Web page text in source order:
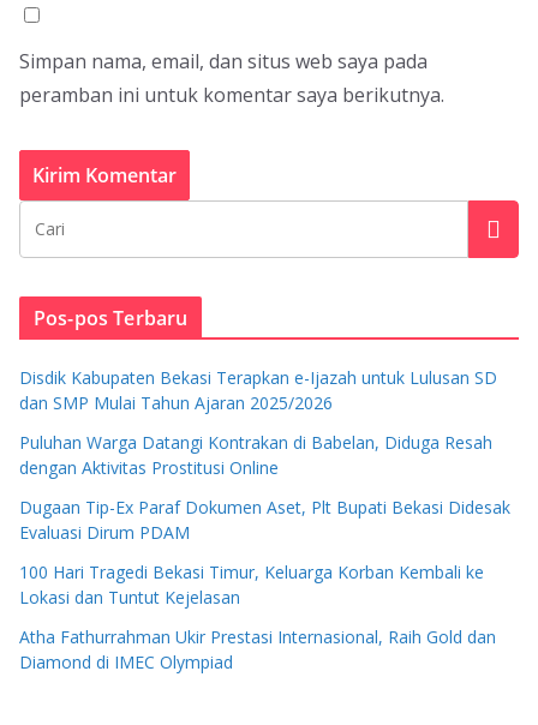
Simpan nama, email, dan situs web saya pada
peramban ini untuk komentar saya berikutnya.
Pos-pos Terbaru
Disdik Kabupaten Bekasi Terapkan e-Ijazah untuk Lulusan SD
dan SMP Mulai Tahun Ajaran 2025/2026
Puluhan Warga Datangi Kontrakan di Babelan, Diduga Resah
dengan Aktivitas Prostitusi Online
Dugaan Tip-Ex Paraf Dokumen Aset, Plt Bupati Bekasi Didesak
Evaluasi Dirum PDAM
100 Hari Tragedi Bekasi Timur, Keluarga Korban Kembali ke
Lokasi dan Tuntut Kejelasan
Atha Fathurrahman Ukir Prestasi Internasional, Raih Gold dan
Diamond di IMEC Olympiad